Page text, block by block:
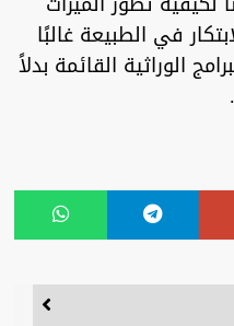
في الطبيعة غالبًا
الوراثية القائمة بدلاً